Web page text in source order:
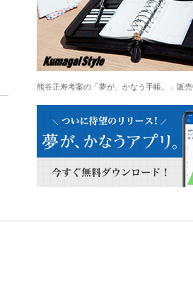
熊谷正寿考案の「夢が、かなう手帳。」販売